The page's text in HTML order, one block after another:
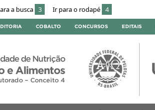
a busca 3 Ir para o rodapé 4
COBALTO CONCURSOS EDITAIS
de Nutrição
e Alimentos
– Conceito 4